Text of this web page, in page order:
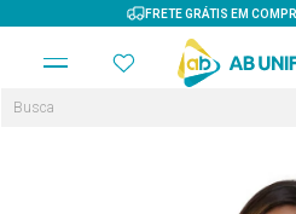
FRETE GRÁTIS EM